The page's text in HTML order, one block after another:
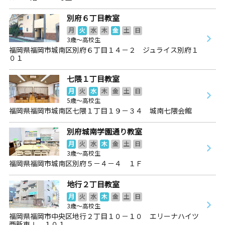
別府６丁目教室
月 火 水 木 金 土
日
3歳～高校生
福岡県福岡市城南区別府６丁目１４－２ ジュライス別府１
０１
七隈１丁目教室
月 火 水 木 金 土
日
5歳～高校生
福岡県福岡市城南区七隈１丁目１９－３４ 城南七隈会館
別府城南学園通り教室
月 火 水 木 金 土
日
3歳～高校生
福岡県福岡市城南区別府５－４－４ １Ｆ
地行２丁目教室
月 火 水 木 金 土
日
3歳～高校生
福岡県福岡市中央区地行２丁目１０－１０ エリーナハイツ